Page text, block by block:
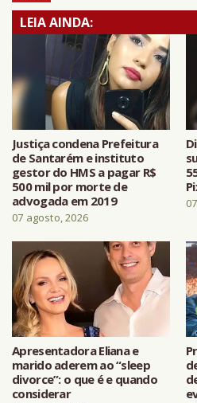
LEIA AINDA:
Justiça condena Prefeitura
de Santarém e instituto
gestor do HMS a pagar R$
500 mil por morte de
advogada em 2019
07 agosto, 2026
Apresentadora Eliana e
marido aderem ao “sleep
divorce”: o que é e quando
considerar